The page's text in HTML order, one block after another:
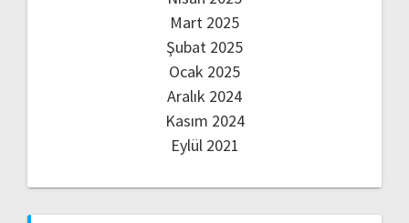
Mart 2025
Şubat 2025
Ocak 2025
Aralık 2024
Kasım 2024
Eylül 2021